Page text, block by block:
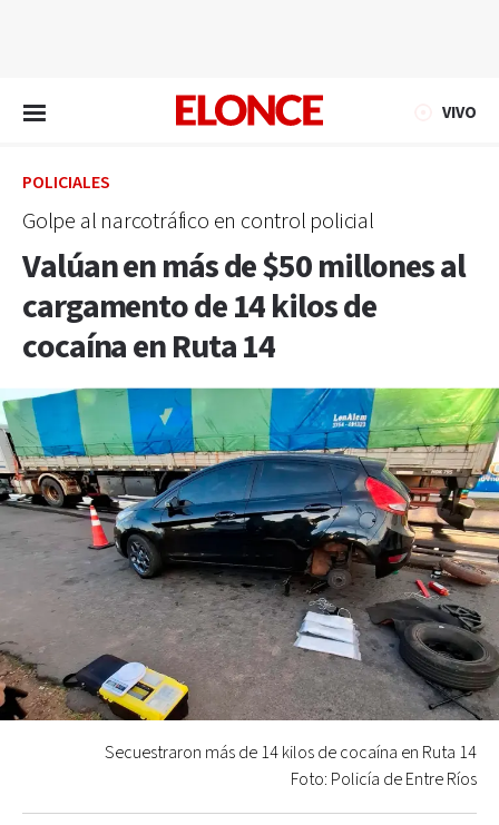
VIVO
POLICIALES
Golpe al narcotráfico en control policial
Valúan en más de $50 millones al
cargamento de 14 kilos de
cocaína en Ruta 14
Secuestraron más de 14 kilos de cocaína en Ruta 14
Foto: Policía de Entre Ríos